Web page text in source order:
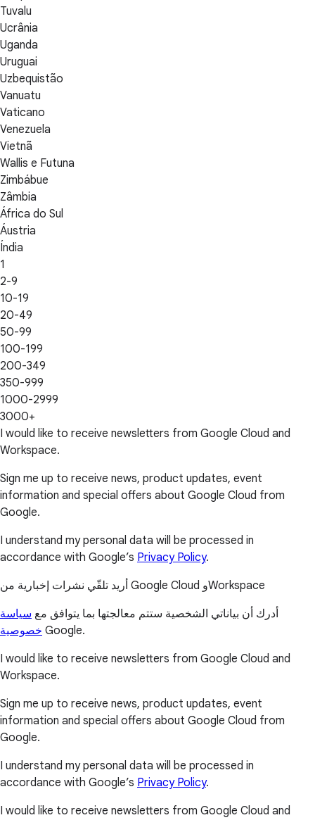
Tuvalu
Ucrânia
Uganda
Uruguai
Uzbequistão
Vanuatu
Vaticano
Venezuela
Vietnã
Wallis e Futuna
Zimbábue
Zâmbia
África do Sul
Áustria
Índia
1
2-9
10-19
20-49
50-99
100-199
200-349
350-999
1000-2999
3000+
I would like to receive newsletters from Google Cloud and
Workspace.
Sign me up to receive news, product updates, event
information and special offers about Google Cloud from
Google.
I understand my personal data will be processed in
accordance with Google’s Privacy Policy.
أريد تلقّي نشرات إخبارية من Google Cloud وWorkspace
أدرك أن بياناتي الشخصية ستتم معالجتها بما يتوافق مع سياسة
خصوصية Google.
I would like to receive newsletters from Google Cloud and
Workspace.
Sign me up to receive news, product updates, event
information and special offers about Google Cloud from
Google.
I understand my personal data will be processed in
accordance with Google’s Privacy Policy.
I would like to receive newsletters from Google Cloud and